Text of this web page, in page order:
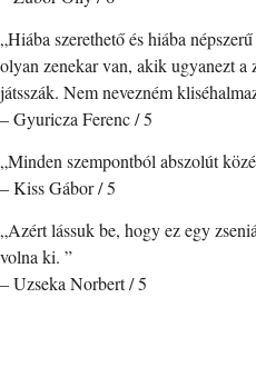
„Hiába szerethető és hiába
olyan zenekar van, akik ugyanezt a
játsszák. Nem nevezném
– Gyuricza Ferenc / 5
„Minden szempontból abszolút
– Kiss Gábor / 5
„Azért lássuk be, hogy ez egy
volna ki. ”
– Uzseka Norbert / 5